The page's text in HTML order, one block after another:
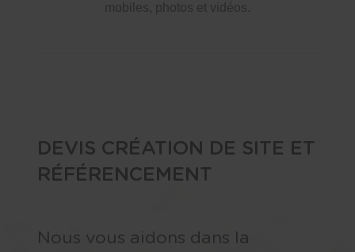
mobiles, photos et vidéos.
DEVIS CRÉATION DE SITE ET
RÉFÉRENCEMENT
Nous vous aidons dans la